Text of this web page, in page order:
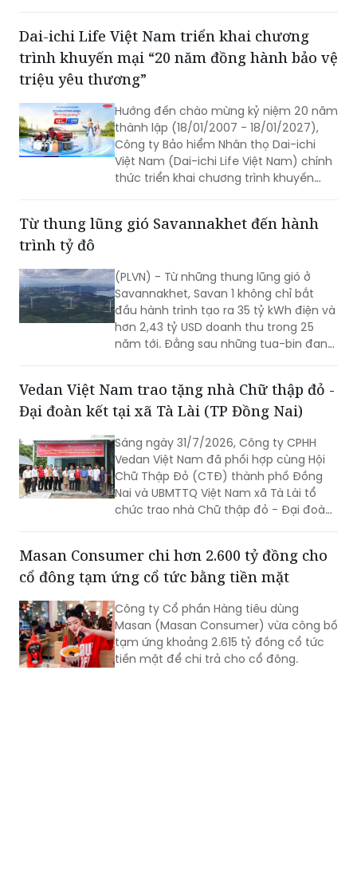
tại hơn 100 điểm giao dịch được triển
khai trong thời gian qua.
Dai-ichi Life Việt Nam triển khai chương
trình khuyến mại “20 năm đồng hành bảo vệ
triệu yêu thương”
Hướng đến chào mừng kỷ niệm 20 năm
thành lập (18/01/2007 - 18/01/2027),
Công ty Bảo hiểm Nhân thọ Dai-ichi
Việt Nam (Dai-ichi Life Việt Nam) chính
thức triển khai chương trình khuyến
Từ thung lũng gió Savannakhet đến hành
trình tỷ đô
(PLVN) - Từ những thung lũng gió ở
Savannakhet, Savan 1 không chỉ bắt
đầu hành trình tạo ra 35 tỷ kWh điện và
hơn 2,43 tỷ USD doanh thu trong 25
năm tới. Đằng sau những tua-bin đang
biên giới và mở ra chặng đường mới
trong chiến lược năng lượng dài hạn
Vedan Việt Nam trao tặng nhà Chữ thập đỏ -
Đại đoàn kết tại xã Tà Lài (TP Đồng Nai)
Sáng ngày 31/7/2026, Công ty CPHH
Vedan Việt Nam đã phối hợp cùng Hội
Chữ Thập Đỏ (CTĐ) thành phố Đồng
Nai và UBMTTQ Việt Nam xã Tà Lài tổ
chức trao nhà Chữ thập đỏ - Đại đoàn
phố Đồng Nai.
Masan Consumer chi hơn 2.600 tỷ đồng cho
cổ đông tạm ứng cổ tức bằng tiền mặt
Công ty Cổ phần Hàng tiêu dùng
Masan (Masan Consumer) vừa công bố
tạm ứng khoảng 2.615 tỷ đồng cổ tức
tiền mặt để chi trả cho cổ đông.